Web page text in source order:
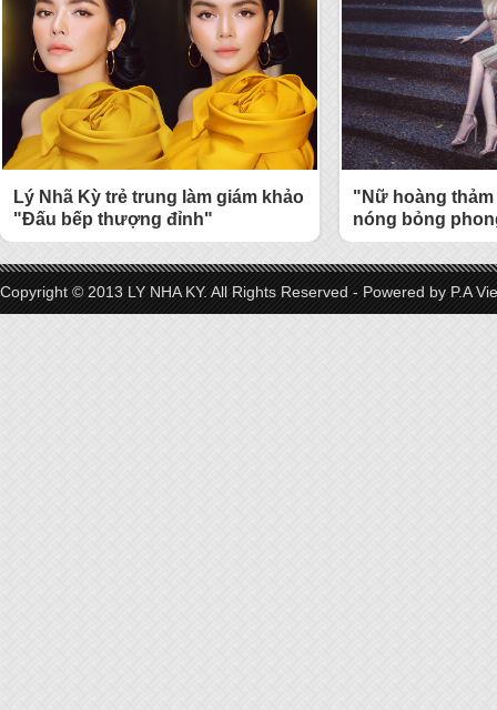
Lý Nhã Kỳ trẻ trung làm giám khảo
"Đấu bếp thượng đỉnh"
"Nữ hoàng
nóng bỏng
Copyright © 2013 LY NHA KY. All Rights Reserved - Powered by P.A